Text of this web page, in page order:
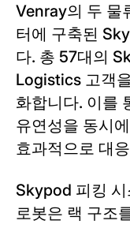
Venray의 두 물
터에 구축된
다. 총 57대의
Logistics 고객
화합니다. 이를
유연성을 동시
효과적으로 대
Skypod 피킹
로봇은 랙 구조